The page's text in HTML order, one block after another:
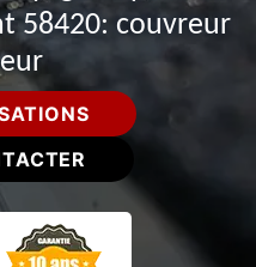
58420: couvreur